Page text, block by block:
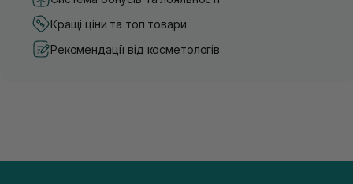
Кращі ціни та топ товари
Рекомендації від косметологів